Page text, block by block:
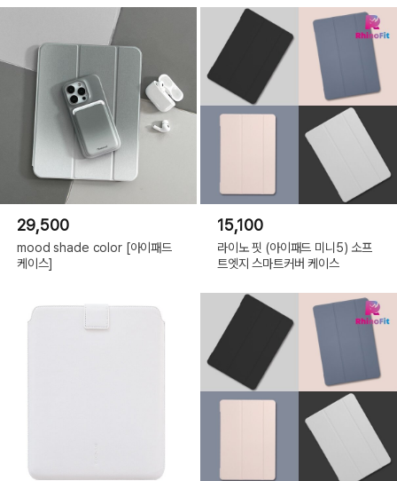
29,500
mood shade color [아이패드
케이스]
15,100
라이노 핏 (아이패드 미니5) 소프
트엣지 스마트커버 케이스